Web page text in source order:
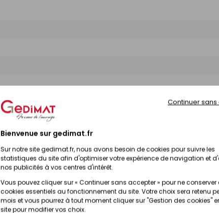
Bienvenue sur gedimat.fr
Sur notre site gedimat.fr, nous avons besoin de cookies pour suivre les
statistiques du site afin d'optimiser votre expérience de navigation et
nos publicités à vos centres d'intérêt.
Vous pouvez cliquer sur « Continuer sans accepter » pour ne conserver
cookies essentiels au fonctionnement du site. Votre choix sera retenu
mois et vous pourrez à tout moment cliquer sur "Gestion des cookies"
site pour modifier vos choix.
Continuer